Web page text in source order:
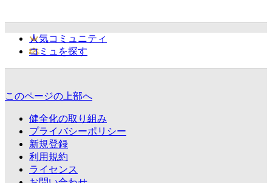
人気コミュニティ
コミュを探す
このページの上部へ
健全化の取り組み
プライバシーポリシー
新規登録
利用規約
ライセンス